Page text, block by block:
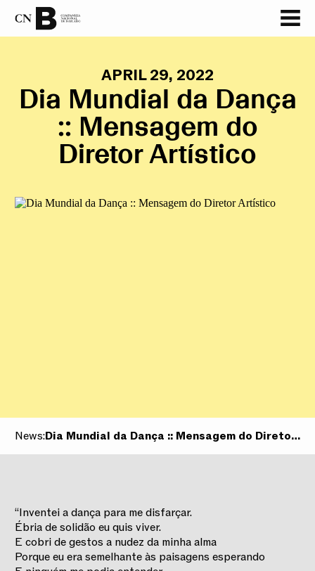
APRIL 29, 2022
Dia Mundial da Dança
:: Mensagem do
Diretor Artístico
News:Dia Mundial da Dança :: Mensagem do Diretor
Artístico
“Inventei a dança para me disfarçar.
Ébria de solidão eu quis viver.
E cobri de gestos a nudez da minha alma
Porque eu era semelhante às paisagens esperando